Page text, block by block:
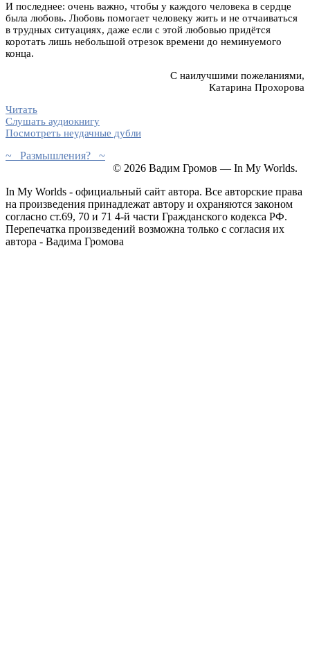
И последнее: очень важно, чтобы у каждого человека в сердце
была любовь. Любовь помогает человеку жить и не отчаиваться
в трудных ситуациях, даже если с этой любовью придётся
коротать лишь небольшой отрезок времени до неминуемого
конца.
С наилучшими пожеланиями,
Катарина Прохорова
Читать
Слушать аудиокнигу
Посмотреть неудачные дубли
~ Размышления? ~
© 2026 Вадим Громов — In My Worlds.
In My Worlds - официальный сайт автора. Все авторские права
на произведения принадлежат автору и охраняются законом
согласно ст.69, 70 и 71 4-й части Гражданского кодекса РФ.
Перепечатка произведений возможна только с согласия их
автора - Вадима Громова